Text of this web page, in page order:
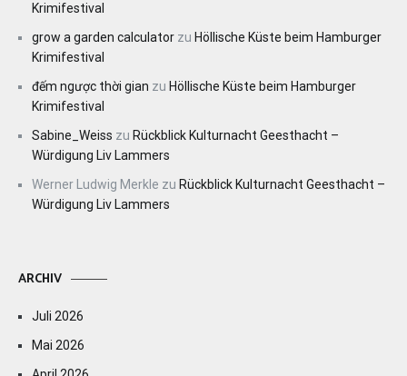
Krimifestival
grow a garden calculator zu Höllische Küste beim Hamburger
Krimifestival
đếm ngược thời gian zu Höllische Küste beim Hamburger
Krimifestival
Sabine_Weiss zu Rückblick Kulturnacht Geesthacht –
Würdigung Liv Lammers
Werner Ludwig Merkle zu Rückblick Kulturnacht Geesthacht –
Würdigung Liv Lammers
ARCHIV
Juli 2026
Mai 2026